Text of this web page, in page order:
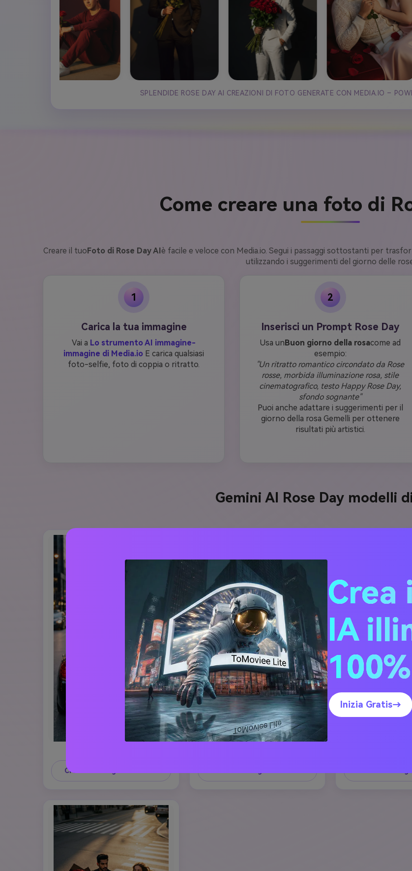
SPLENDIDE ROSE DAY AI CREAZIONI DI FOTO GENERATE CON MEDIA.IO –
Come creare una foto di
Creare il tuoFoto di Rose Day AIè facile e veloce con Media.io. Segui i passaggi sottostanti per
utilizzando i suggerimenti del giorno delle
1
Carica la tua immagine
Vai a Lo strumento AI immagine-
immagine di Media.io E carica qualsiasi
foto-selfie, foto di coppia o ritratto.
2
Inserisci un Prompt Rose Day
Usa unBuon giorno della rosacome ad
esempio:
"Un ritratto romantico circondato da Rose
rosse, morbida illuminazione rosa, stile
cinematografico, testo Happy Rose Day,
sfondo sognante"
Puoi anche adattare i suggerimenti per il
giorno della rosa Gemelli per ottenere
risultati più artistici.
Gemini AI Rose Day modelli
Crea un'immagine simile ↗
Crea
IA
Inizia Gratis→